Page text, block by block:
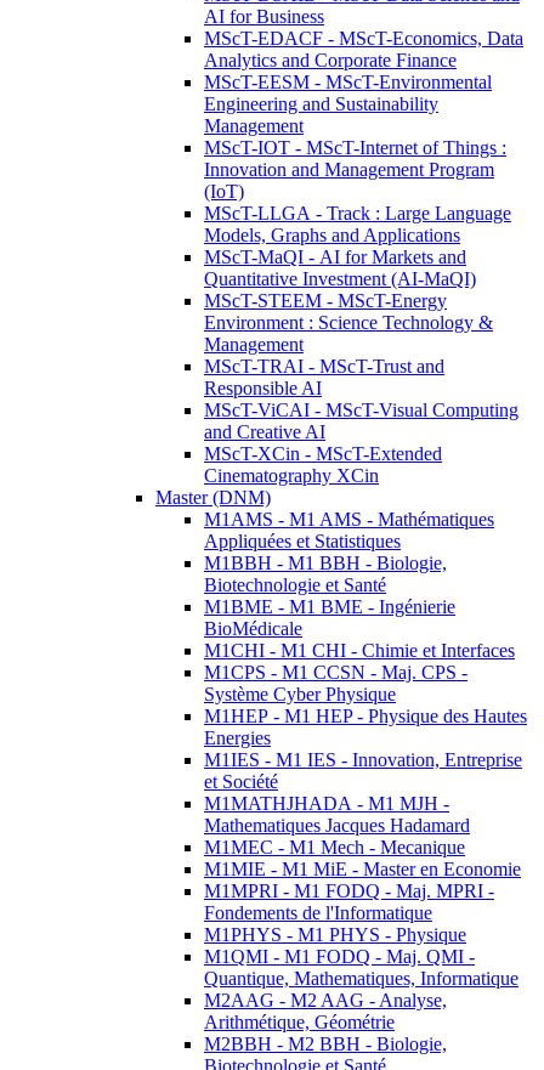
AI for Business
MScT-EDACF - MScT-Economics, Data
Analytics and Corporate Finance
MScT-EESM - MScT-Environmental
Engineering and Sustainability
Management
MScT-IOT - MScT-Internet of Things :
Innovation and Management Program
(IoT)
MScT-LLGA - Track : Large Language
Models, Graphs and Applications
MScT-MaQI - AI for Markets and
Quantitative Investment (AI-MaQI)
MScT-STEEM - MScT-Energy
Environment : Science Technology &
Management
MScT-TRAI - MScT-Trust and
Responsible AI
MScT-ViCAI - MScT-Visual Computing
and Creative AI
MScT-XCin - MScT-Extended
Cinematography XCin
Master (DNM)
M1AMS - M1 AMS - Mathématiques
Appliquées et Statistiques
M1BBH - M1 BBH - Biologie,
Biotechnologie et Santé
M1BME - M1 BME - Ingénierie
BioMédicale
M1CHI - M1 CHI - Chimie et Interfaces
M1CPS - M1 CCSN - Maj. CPS -
Système Cyber Physique
M1HEP - M1 HEP - Physique des Hautes
Energies
M1IES - M1 IES - Innovation, Entreprise
et Société
M1MATHJHADA - M1 MJH -
Mathematiques Jacques Hadamard
M1MEC - M1 Mech - Mecanique
M1MIE - M1 MiE - Master en Economie
M1MPRI - M1 FODQ - Maj. MPRI -
Fondements de l'Informatique
M1PHYS - M1 PHYS - Physique
M1QMI - M1 FODQ - Maj. QMI -
Quantique, Mathematiques, Informatique
M2AAG - M2 AAG - Analyse,
Arithmétique, Géométrie
M2BBH - M2 BBH - Biologie,
Biotechnologie et Santé